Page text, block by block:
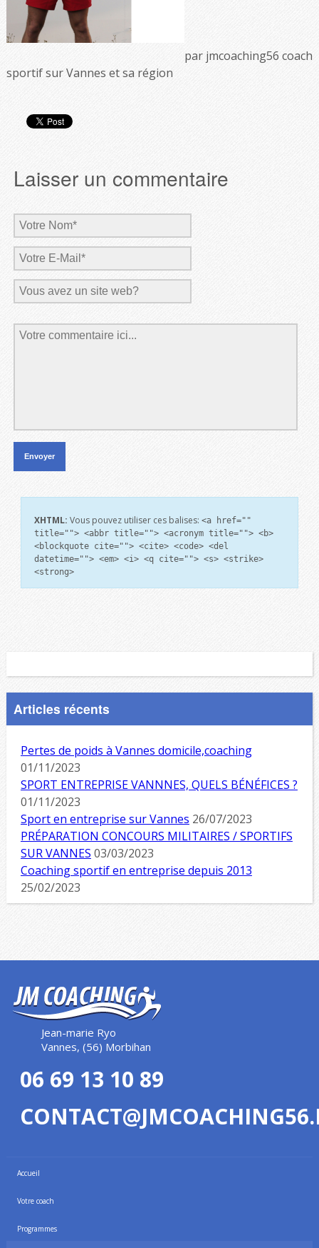
par jmcoaching56 coach
sportif sur Vannes et sa région
Laisser un commentaire
XHTML: Vous pouvez utiliser ces balises: <a href=""
title=""> <abbr title=""> <acronym title=""> <b>
<blockquote cite=""> <cite> <code> <del
datetime=""> <em> <i> <q cite=""> <s> <strike>
<strong>
Articles récents
Pertes de poids à Vannes domicile,coaching
01/11/2023
SPORT ENTREPRISE VANNNES, QUELS BÉNÉFICES ?
01/11/2023
Sport en entreprise sur Vannes 26/07/2023
PRÉPARATION CONCOURS MILITAIRES / SPORTIFS
SUR VANNES 03/03/2023
Coaching sportif en entreprise depuis 2013
25/02/2023
Jean-marie Ryo
Vannes, (56) Morbihan
06 69 13 10 89
Accueil
Votre coach
Programmes